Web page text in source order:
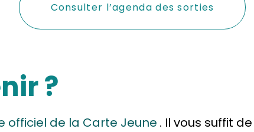
Consulter l’agenda des sorties
?
officiel de la Carte Jeune . Il vous suffit